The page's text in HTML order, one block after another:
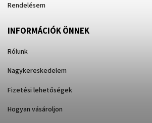
Rendelésem
INFORMÁCIÓK ÖNNEK
Rólunk
Nagykereskedelem
Fizetési lehetőségek
Hogyan vásároljon